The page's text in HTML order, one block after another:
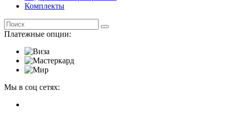
Комплекты
Платежные опции:
Мы в соц сетях: